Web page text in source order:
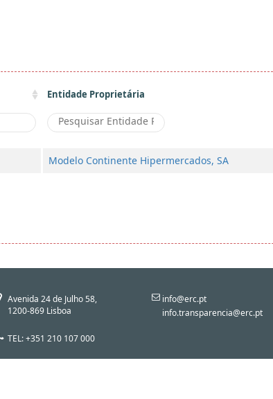
Entidade Proprietária
Modelo Continente Hipermercados, SA
Avenida 24 de Julho 58,
1200-869 Lisboa
TEL: +351 210 107 000
info@erc.pt
info.transparencia@erc.pt